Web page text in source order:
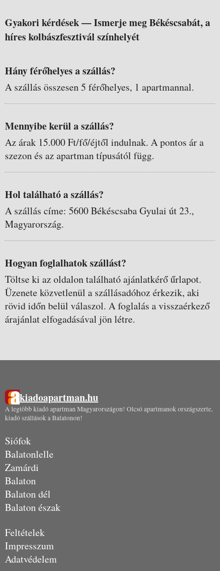
Gyakori kérdések —Ismerje meg Békéscsabát, a
híres kolbászfesztivál színhelyét
Hány férőhelyes a szállás?
A szállás összesen 5 férőhelyes, 1 apartmannal.
Mennyibe kerül a szállás?
Az árak 15.000 Ft/fő/éjtől indulnak. A pontos ár a
szezon és az apartman típusától függ.
Hol található a szállás?
A szállás címe: 5600 Békéscsaba Gyulai út 23.,
Magyarország.
Hogyan foglalhatok szállást?
Töltse ki az oldalon található ajánlatkérő űrlapot.
Üzenete közvetlenül a szállásadóhoz érkezik, aki
rövid időn belül válaszol. A foglalás a visszaérkező
árajánlat elfogadásával jön létre.
kiadoapartman.hu
A legtöbb kiadó apartman Magyarországon! Olcsó apartmanok országszerte,
kiadó szállások a Balatonon!
Siófok
Balatonlelle
Zamárdi
Balaton
Balaton dél
Balaton észak
Feltételek
Impresszum
Adatvédelem